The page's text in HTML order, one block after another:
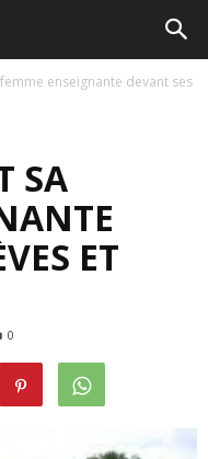
enseignante devant ses
SA
ET
0